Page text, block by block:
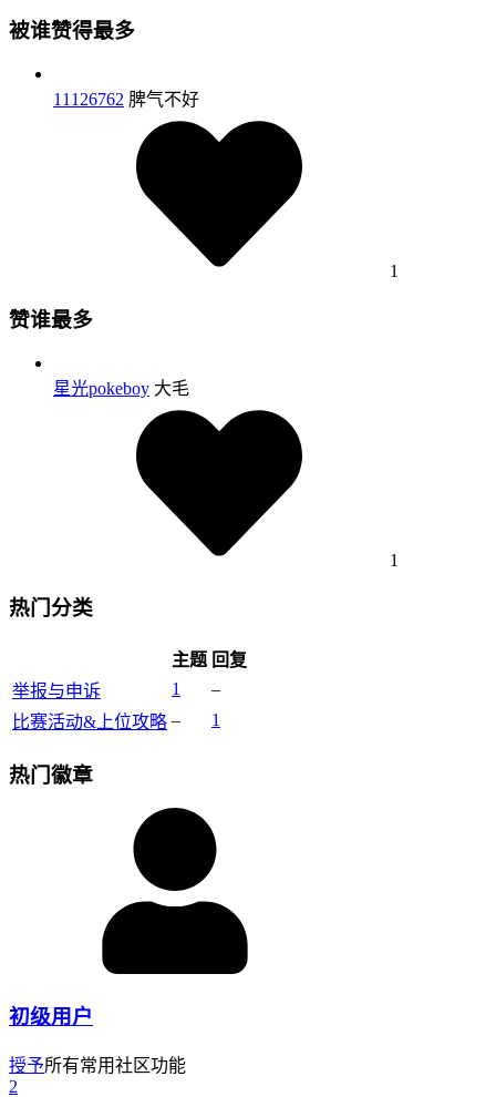
被谁赞得最多
11126762 脾气不好
1
赞谁最多
星光pokeboy 大毛
1
热门分类
主题 回复
举报与申诉
1
–
比赛活动&上位攻略 – 1
热门徽章
初级用户
授予所有常用社区功能
2